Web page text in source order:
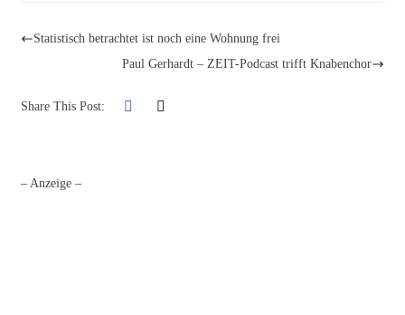
Statistisch betrachtet ist noch eine Wohnung frei
Paul Gerhardt – ZEIT-Podcast trifft Knabenchor
Share This Post:
– Anzeige –